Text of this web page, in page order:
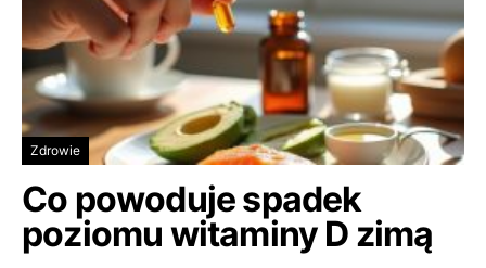
Zdrowie
Co powoduje spadek
poziomu witaminy D zimą